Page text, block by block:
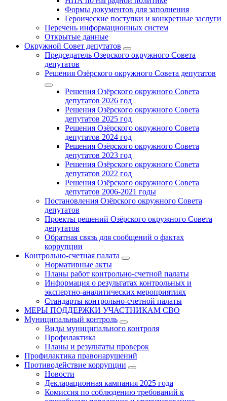
Формы документов для заполнения
Героические поступки и конкретные заслуги
Перечень информационных систем
Открытые данные
Окружной Совет депутатов
Председатель Озерского окружного Совета
депутатов
Решения Озёрского окружного Совета депутатов
Решения Озёрского окружного Совета
депутатов 2026 год
Решения Озёрского окружного Совета
депутатов 2025 год
Решения Озёрского окружного Совета
депутатов 2024 год
Решения Озёрского окружного Совета
депутатов 2023 год
Решения Озёрского окружного Совета
депутатов 2022 год
Решения Озёрского окружного Совета
депутатов 2006-2021 годы
Постановления Озёрского окружного Совета
депутатов
Проекты решений Озёрского окружного Совета
депутатов
Обратная связь для сообщений о фактах
коррупции
Контрольно-счетная палата
Нормативные акты
Планы работ контрольно-счетной палаты
Информация о результатах контрольных и
экспертно-аналитических мероприятиях
Стандарты контрольно-счетной палаты
МЕРЫ ПОДДЕРЖКИ УЧАСТНИКАМ СВО
Муниципальный контроль
Виды муниципального контроля
Профилактика
Планы и результаты проверок
Профилактика правонарушений
Противодействие коррупции
Новости
Декларационная кампания 2025 года
Комиссия по соблюдению требований к